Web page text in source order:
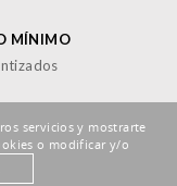
MÍNIMO
servicios y mostrarte
o modificar y/o